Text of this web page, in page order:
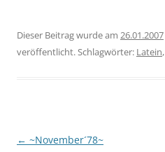
und Aila erklärt mir, dass
sie eine „Auszeit“ von
Dieser Beitrag wurde am 26.01.2007
veröffentlicht. Schlagwörter: Latein,
Beitragsnavigation
← ~November´78~